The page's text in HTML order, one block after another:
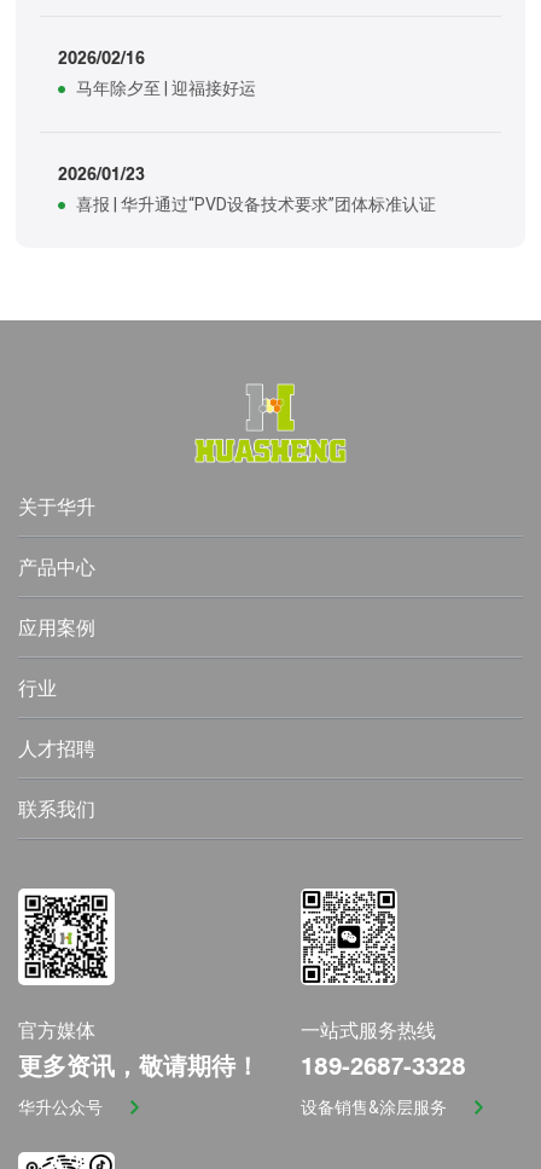
2026/02/16
马年除夕至 | 迎福接好运
2026/01/23
喜报 | 华升通过“PVD设备技术要求”团体标准认证
关于华升
产品中心
应用案例
行业
人才招聘
联系我们
官方媒体
更多资讯，敬请期待！
华升公众号
一站式服务热线
189-2687-3328
设备销售&涂层服务